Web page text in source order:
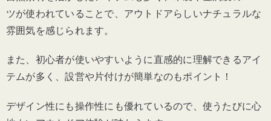
ツが使われていることで、アウトドアらしいナチュラルな
雰囲気を感じられます。
また、初心者が使いやすいように直感的に理解できるアイ
テムが多く、設営や片付けが簡単なのもポイント！
デザイン性にも操作性にも優れているので、使うたびに心